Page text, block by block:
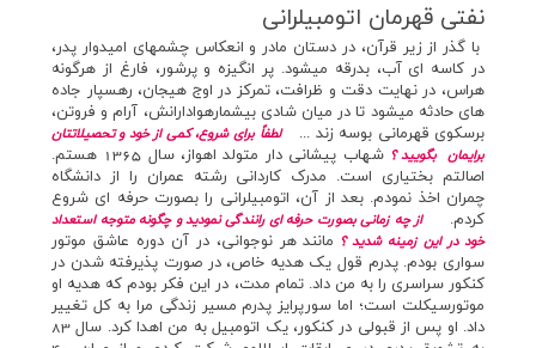
نفتی قهرمان اتومبیلرانی
با گذر از زير قرآن، در دستان مادر و انعکاس چشمهاي اميدوار پدر،
در کاسه اي آب، بدرقه ميشود. پر انگيزه و پرشور، فارغ از هرگونه
هراس، در نهايت دقت و ظرافت، تمرکز در اوج هيجان، رهسپار جاده
هاي حادثه ميشود تا در ميان شادي بيشمارهوادارانش، آرام و فروتن،
برسکوي قهرماني بوسه زند ...
لطفاً براي شروع، کمي از خود و تحصيلاتتان
برايمان بگوييد ؟
شهاب پيشاني دار متولد اهواز، سال 1365 هستم.
اصالتم بختياري است. مدرک کارداني رشته عمران را از دانشگاه
چمران اخذ نمودم. بعد از آن، اتومبيلراني را بصورت حرفه اي شروع
کردم.
از چه زماني بصورت حرفه اي رانندگي نموديد و چگونه متوجه استعداد
خود در اين زمينه شديد ؟ مانند هر نوجواني، در آن دوره عاشق موتور
سواري بودم. پدرم قول يک هديه خاص، در صورت پذيرفته شدن در
کنکور سراسري را به من داد. تمام مدت، در اين فکر بودم که هديه او
موتورسيکلت است؛ اما سورپرايز پدرم مسير زندگي مرا به کل تغيير
داد. او پس از قبولي در کنکور، يک اتومبيل به من اهدا کرد. سال 83